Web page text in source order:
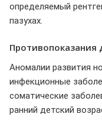
определяемый
пазухах.
Противопоказания
Аномалии развития
инфекционные
соматические
ранний детский